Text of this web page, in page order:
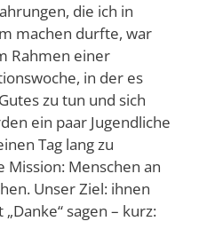
die ich in
machen durfte, war
Rahmen einer
in der es
zu tun und sich
ein paar Jugendliche
Tag lang zu
Mission: Menschen an
Unser Ziel: ihnen
sagen – kurz: